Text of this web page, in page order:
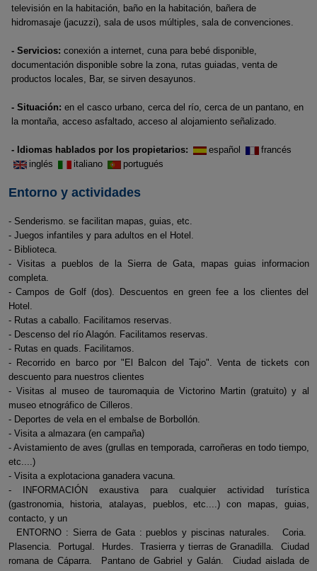
televisión en la habitación, baño en la habitación, bañera de
hidromasaje (jacuzzi), sala de usos múltiples, sala de convenciones.
- Servicios: conexión a internet, cuna para bebé disponible,
documentación disponible sobre la zona, rutas guiadas, venta de
productos locales, Bar, se sirven desayunos.
- Situación: en el casco urbano, cerca del río, cerca de un pantano, en
la montaña, acceso asfaltado, acceso al alojamiento señalizado.
- Idiomas hablados por los propietarios: español
francés
inglés
italiano portugués
Entorno y actividades
- Senderismo. se facilitan mapas, guias, etc.
- Juegos infantiles y para adultos en el Hotel.
- Biblioteca.
- Visitas a pueblos de la Sierra de Gata, mapas guias informacion
completa.
- Campos de Golf (dos). Descuentos en green fee a los clientes del
Hotel.
- Rutas a caballo. Facilitamos reservas.
- Descenso del río Alagón. Facilitamos reservas.
- Rutas en quads. Facilitamos.
- Recorrido en barco por "El Balcon del Tajo". Venta de tickets con
descuento para nuestros clientes
- Visitas al museo de tauromaquia de Victorino Martin (gratuito) y al
museo etnográfico de Cilleros.
- Deportes de vela en el embalse de Borbollón.
- Visita a almazara (en campaña)
- Avistamiento de aves (grullas en temporada, carroñeras en todo tiempo,
etc....)
- Visita a explotaciona ganadera vacuna.
- INFORMACIÓN exaustiva para cualquier actividad turística
(gastronomia, historia, atalayas, pueblos, etc....) con mapas, guias,
contacto, y un
ENTORNO : Sierra de Gata : pueblos y piscinas naturales. Coria.
Plasencia. Portugal. Hurdes. Trasierra y tierras de Granadilla. Ciudad
romana de Cáparra. Pantano de Gabriel y Galán. Ciudad aislada de